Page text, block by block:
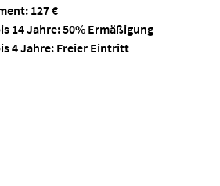
127 €
14 Jahre: 50% Ermäßigung
4 Jahre: Freier Eintritt